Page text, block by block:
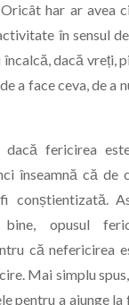
har ar avea
în sensul
dacă vreți,
a face ceva, de a
dacă fericirea
înseamnă că de
conștientizată.
bine, opusul
că nefericirea
Mai simplu
pentru a ajunge